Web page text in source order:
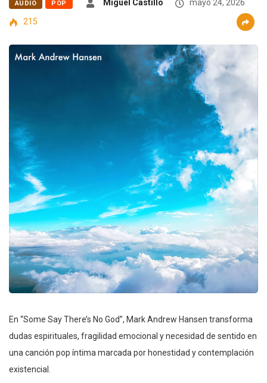
AUDIO POP Miguel Castillo
mayo 24, 2026
215
En “Some Say There’s No God”, Mark Andrew Hansen transforma
dudas espirituales, fragilidad emocional y necesidad de sentido en
una canción pop íntima marcada por honestidad y contemplación
existencial.